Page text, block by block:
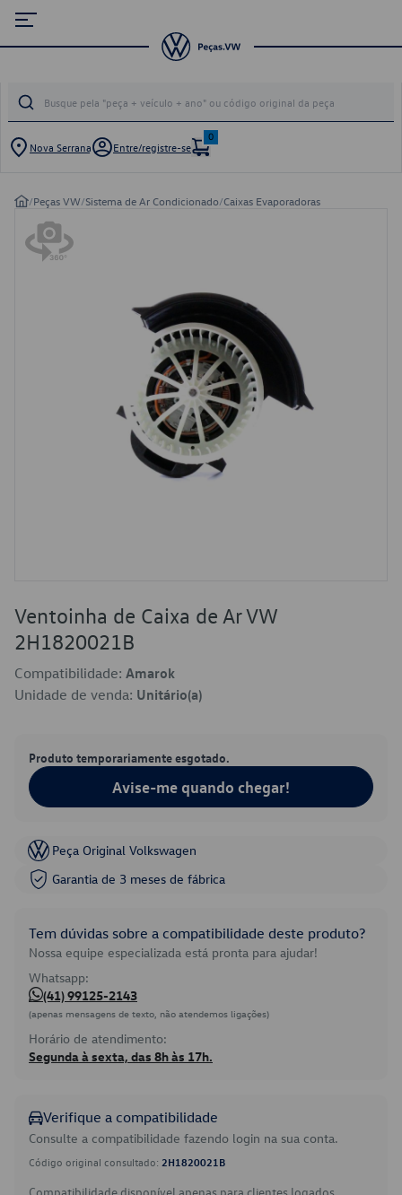
Nova Serrana Entre/registre-se
0
/Peças VW/Sistema de Ar Condicionado/Caixas Evaporadoras
Ventoinha de Caixa de Ar VW
2H1820021B
Compatibilidade: Amarok
Unidade de venda: Unitário(a)
Produto temporariamente esgotado.
Avise-me quando chegar!
Peça Original Volkswagen
Garantia de 3 meses de fábrica
Tem dúvidas sobre a compatibilidade deste produto?
Nossa equipe especializada está pronta para ajudar!
Whatsapp:
(41) 99125-2143
(apenas mensagens de texto, não atendemos ligações)
Horário de atendimento:
Segunda à sexta, das 8h às 17h.
Verifique a compatibilidade
Consulte a compatibilidade fazendo login na sua conta.
Código original consultado: 2H1820021B